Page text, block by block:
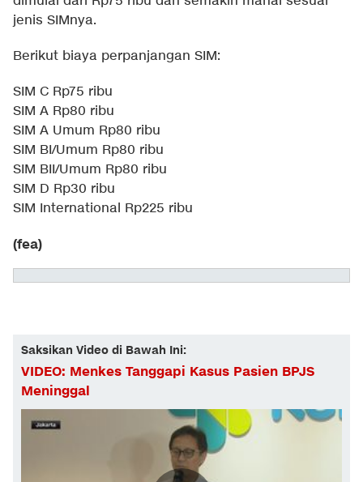
jenis SIMnya.
Berikut biaya perpanjangan SIM:
SIM C Rp75 ribu
SIM A Rp80 ribu
SIM A Umum Rp80 ribu
SIM BI/Umum Rp80 ribu
SIM BII/Umum Rp80 ribu
SIM D Rp30 ribu
SIM International Rp225 ribu
(fea)
Saksikan Video di Bawah Ini:
VIDEO: Menkes Tanggapi Kasus Pasien BPJS
Meninggal